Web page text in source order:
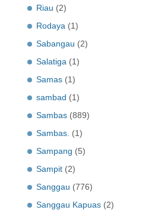
Riau (2)
Rodaya (1)
Sabangau (2)
Salatiga (1)
Samas (1)
sambad (1)
Sambas (889)
Sambas. (1)
Sampang (5)
Sampit (2)
Sanggau (776)
Sanggau Kapuas (2)